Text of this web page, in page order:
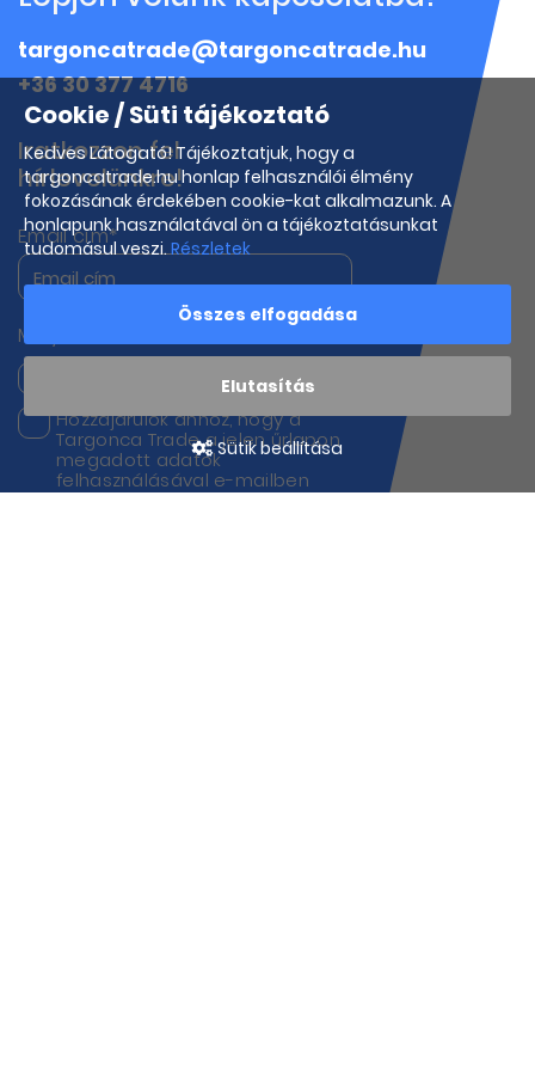
targoncatrade@targoncatrade.hu
+36 30 377 4716
Iratkozzon fel
hírlevelünkre!
Email cím*
Melyik termékeink iránt érdeklődik?
Munkagépek
Hozzájárulok ahhoz, hogy a
Targonca Trade a jelen űrlapon
megadott adatok
felhasználásával e-mailben
kapcsolatba lépjen velem
Cookie / Süti tájékoztató
Kedves Látogató! Tájékoztatjuk, hogy a
targoncatrade.hu honlap felhasználói élmény
fokozásának érdekében cookie-kat alkalmazunk. A
honlapunk használatával ön a tájékoztatásunkat
tudomásul veszi.Részletek
Összes elfogadása
Elutasítás
Sütik beállítása